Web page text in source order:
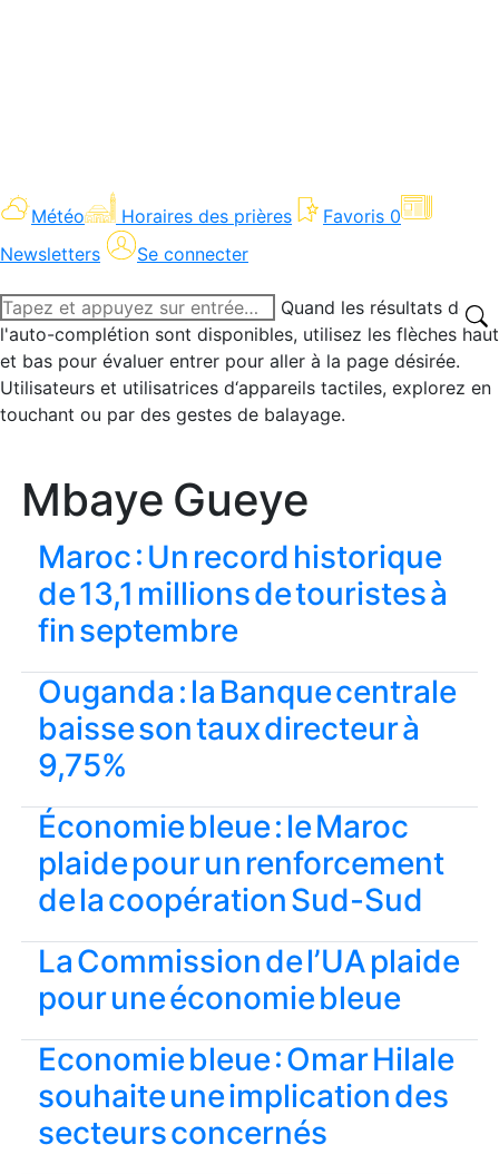
Météo Horaires des prières Favoris 0
Newsletters
Se connecter
Recherche
:
Quand les résultats de
l'auto-complétion sont disponibles, utilisez les flèches haut
et bas pour évaluer entrer pour aller à la page désirée.
Utilisateurs et utilisatrices d‘appareils tactiles, explorez en
touchant ou par des gestes de balayage.
Mbaye Gueye
Maroc : Un record historique
de 13,1 millions de touristes à
fin septembre
Ouganda : la Banque centrale
baisse son taux directeur à
9,75%
Économie bleue : le Maroc
plaide pour un renforcement
de la coopération Sud-Sud
La Commission de l’UA plaide
pour une économie bleue
Economie bleue : Omar Hilale
souhaite une implication des
secteurs concernés